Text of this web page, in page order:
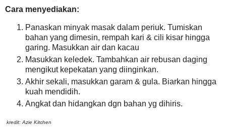
Cara menyediakan:
Panaskan minyak masak dalam periuk. Tumiskan
bahan yang dimesin, rempah kari & cili kisar hingga
garing. Masukkan air dan kacau
Masukkan keledek. Tambahkan air rebusan daging
mengikut kepekatan yang diinginkan.
Akhir sekali, masukkan garam & gula. Biarkan hingga
kuah mendidih.
Angkat dan hidangkan dgn bahan yg dihiris.
kredit: Azie Kitchen